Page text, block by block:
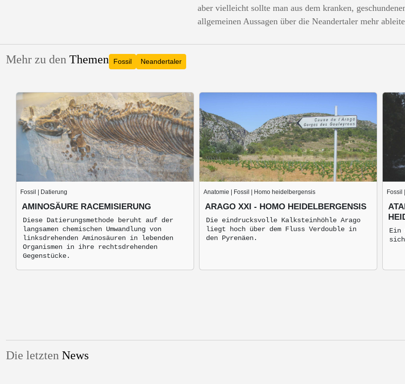
aber vielleicht sollte man aus dem kranken,
allgemeinen Aussagen über die Neandertaler mehr
Mehr zu den Themen Fossil Neandertaler
Fossil | Datierung
AMINOSÄURE RACEMISIERUNG
Diese Datierungsmethode beruht auf der
langsamen chemischen Umwandlung von
linksdrehenden Aminosäuren in lebenden
Organismen in ihre rechtsdrehenden
Gegenstücke.
Anatomie | Fossil | Homo heidelbergensis
ARAGO XXI - HOMO HEIDELBERGENSIS
Die eindrucksvolle Kalksteinhöhle Arago
liegt hoch über dem Fluss Verdouble in
den Pyrenäen.
Fossil
Ein
Die letzten News